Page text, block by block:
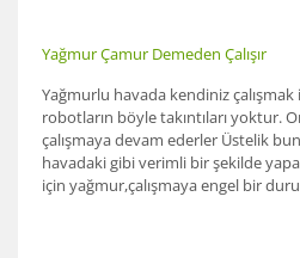
Yağmur Çamur Demeden Çalışır
Yağmurlu havada kendiniz çalışmak
robotların böyle takıntıları yoktur.
çalışmaya devam ederler Üstelik
havadaki gibi verimli bir şekilde
için yağmur,çalışmaya engel bir